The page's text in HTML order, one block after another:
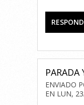
PARADA
ENVIADO
EN LUN,